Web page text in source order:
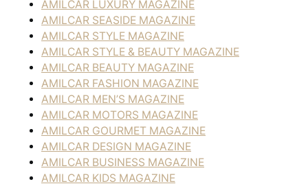
AMILCAR LUXURY MAGAZINE
AMILCAR SEASIDE MAGAZINE
AMILCAR STYLE MAGAZINE
AMILCAR STYLE & BEAUTY MAGAZINE
AMILCAR BEAUTY MAGAZINE
AMILCAR FASHION MAGAZINE
AMILCAR MEN’S MAGAZINE
AMILCAR MOTORS MAGAZINE
AMILCAR GOURMET MAGAZINE
AMILCAR DESIGN MAGAZINE
AMILCAR BUSINESS MAGAZINE
AMILCAR KIDS MAGAZINE